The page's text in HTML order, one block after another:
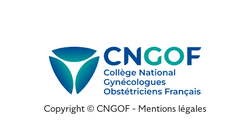
Copyright © CNGOF - Mentions légales